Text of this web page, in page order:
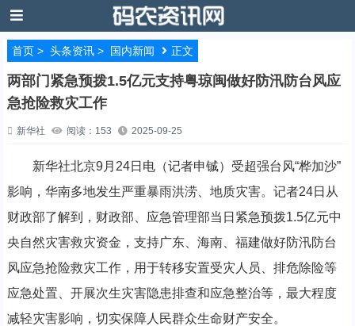
首页> 头条资讯> 国内新闻 正文
两部门紧急预拨1.5亿元支持粤琼闽做好防汛防台风应
急抢险救灾工作
新华社 阅读：153 2025-09-25
新华社北京9月24日电（记者申铖）受超强台风“桦加沙”
影响，华南多地发生严重暴雨洪涝、地质灾害。记者24日从
财政部了解到，财政部、应急管理部当日紧急预拨1.5亿元中
央自然灾害救灾资金，支持广东、海南、福建做好防汛防台
风应急抢险救灾工作，用于转移安置受灾人员、排危除险等
应急处置、开展次生灾害隐患排查和应急整治等，最大程度
减轻灾害影响，切实保障人民群众生命财产安全。